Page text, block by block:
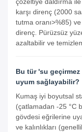
çözeltiye daldırma
karşı direnç (2000
tutma oranı>%85)
direnç. Pürüzsüz
azaltabilir ve
Bu tür 'su geçirmez
uyum sağlayabilir?
Kumaş iyi boyutsal
(çatlamadan -25 °C
gövdesi eğrilerine
ve kalınlıkları